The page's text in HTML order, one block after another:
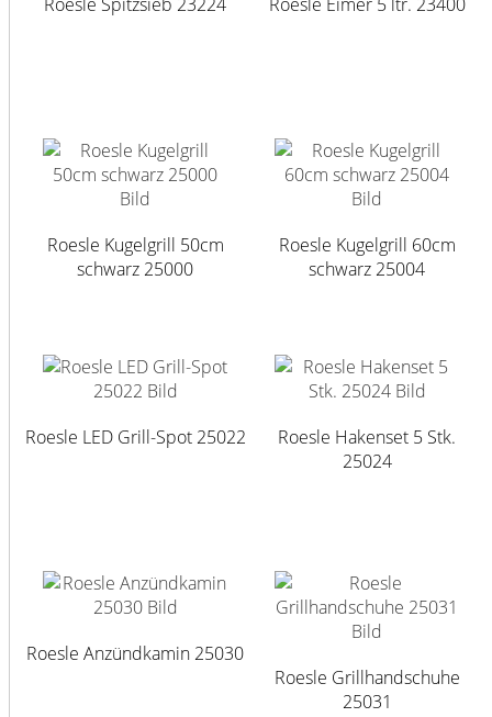
Roesle Kugelgrill 50cm
schwarz 25000
Roesle Kugelgrill 60cm
schwarz 25004
Roesle LED Grill-Spot 25022
Roesle Hakenset 5 Stk.
25024
Roesle Anzündkamin 25030
Roesle Grillhandschuhe
25031